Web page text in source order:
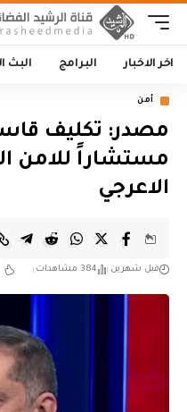
اخر الاخبار البرامج البث
أمن
مصدر: تكليف
مستشاراً للامن
الاعرجي
قبل شهرين 384 مشاهدات